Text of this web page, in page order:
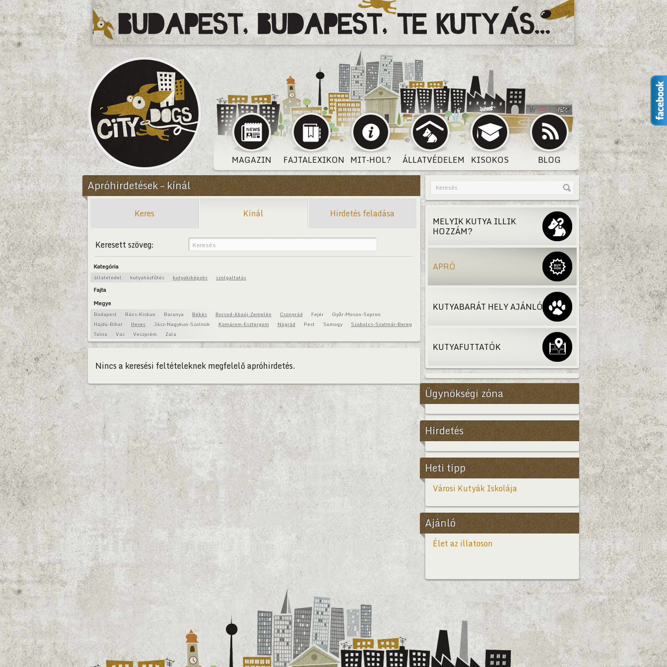
CityDogs
MAGAZIN FAJTALEXIKON MIT-HOL? ÁLLATVÉDELEM KISOKOS BLOG
Apróhirdetések – kínál
Keres Kínál Hirdetés feladása
Keresett szöveg:
Kategória
állateledel kutyaházfűtés kutyakiképzés szolgaltatás
Fajta
Megye
Budapest Bács-Kiskun Baranya Békés Borsod-Abaúj-Zemplén Csongrád Fejér
Győr-Moson-Sopron
Hajdú-Bihar
Heves Jász-Nagykun-Szolnok Komárom-Esztergom Nógrád Pest Somogy
Szabolcs-Szatmár-Bereg
Tolna
Vas Veszprém Zala
Nincs a keresési feltételeknek megfelelő apróhirdetés.
MELYIK KUTYA ILLIK
HOZZÁM?
APRÓ
KUTYABARÁT HELY AJÁNLÓ
KUTYAFUTTATÓK
Ügynökségi zóna
Hirdetés
Heti tipp
Városi Kutyák Iskolája
Ajánló
Élet az illatoson